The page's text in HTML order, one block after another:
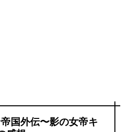
帝国外伝〜影の女帝キ